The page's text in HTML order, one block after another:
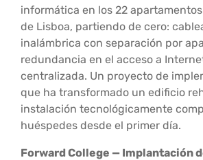
informática en los 22
de Lisboa, partiendo de cero:
inalámbrica con separación por
redundancia en el acceso a
centralizada. Un proyecto de
que ha transformado un edificio
instalación tecnológicamente
huéspedes desde el primer día.
Forward College — Implantación